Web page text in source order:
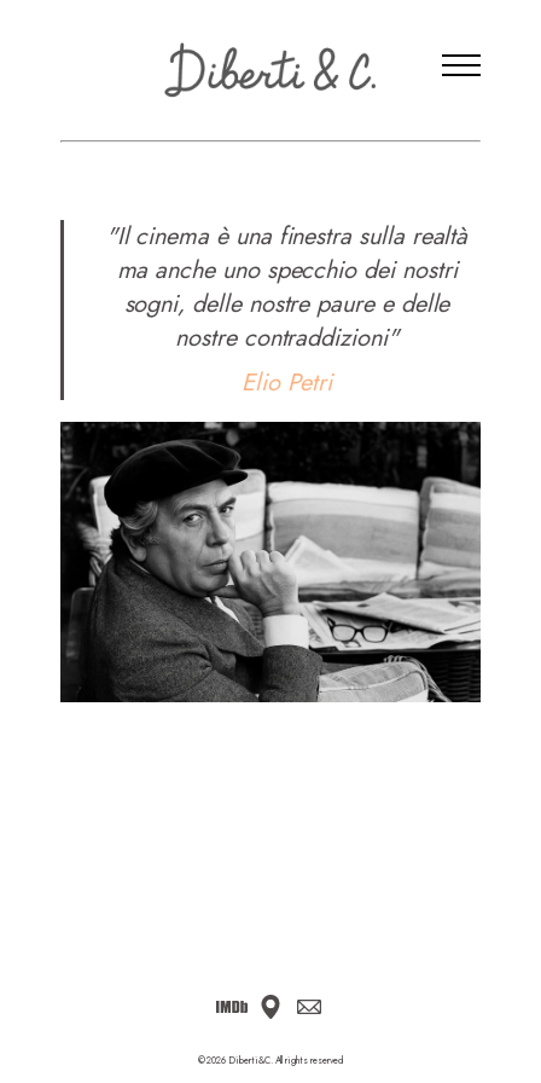
Home
Attrici
Attori
Registi/Sceneggiatori
DoP
Musicisti
Contatti
"Il cinema è una finestra sulla realtà
ma anche uno specchio dei nostri
sogni, delle nostre paure e delle
nostre contraddizioni"
Elio Petri
©2026 Diberti&C. All rights reserved